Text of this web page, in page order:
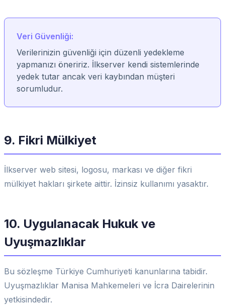
Veri Güvenliği:
Verilerinizin güvenliği için düzenli yedekleme
yapmanızı öneririz. İlkserver kendi sistemlerinde
yedek tutar ancak veri kaybından müşteri
sorumludur.
9. Fikri Mülkiyet
İlkserver web sitesi, logosu, markası ve diğer fikri
mülkiyet hakları şirkete aittir. İzinsiz kullanımı yasaktır.
10. Uygulanacak Hukuk ve
Uyuşmazlıklar
Bu sözleşme Türkiye Cumhuriyeti kanunlarına tabidir.
Uyuşmazlıklar Manisa Mahkemeleri ve İcra Dairelerinin
yetkisindedir.